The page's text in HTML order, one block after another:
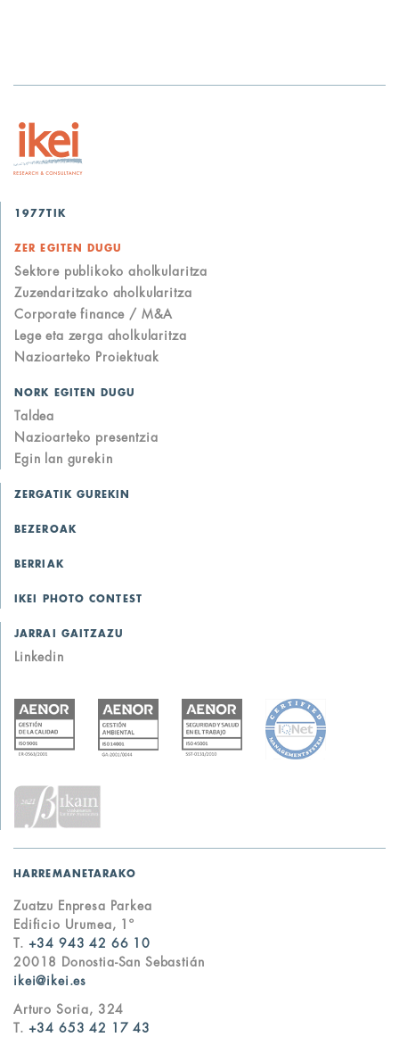
1977TIK
ZER EGITEN DUGU
Sektore publikoko aholkularitza
Zuzendaritzako aholkularitza
Corporate finance / M&A
Lege eta zerga aholkularitza
Nazioarteko Proiektuak
NORK EGITEN DUGU
Taldea
Nazioarteko presentzia
Egin lan gurekin
ZERGATIK GUREKIN
BEZEROAK
BERRIAK
IKEI PHOTO CONTEST
JARRAI GAITZAZU
Linkedin
HARREMANETARAKO
Zuatzu Enpresa Parkea
Edificio Urumea, 1º
T.
+34 943 42 66 10
20018 Donostia-San Sebastián
ikei@ikei.es
Arturo Soria, 324
T.
+34 653 42 17 43